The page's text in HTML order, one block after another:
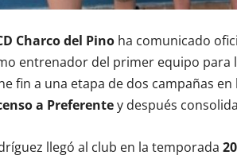
Charco del Pino ha comunicado
entrenador del primer equipo para
fin a una etapa de dos campañas
a Preferentey después
llegó al club en la temporada